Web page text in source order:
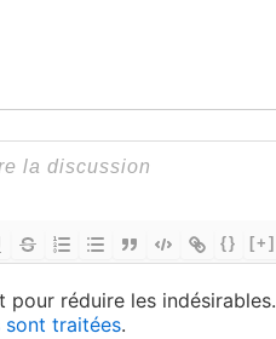
{} [+]
pour réduire les indésirables.
sont traitées.